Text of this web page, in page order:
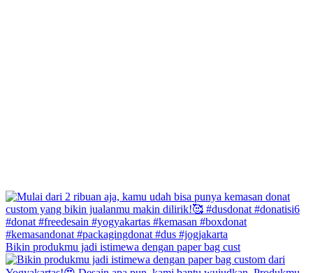
Bikin produkmu jadi istimewa dengan paper bag cust